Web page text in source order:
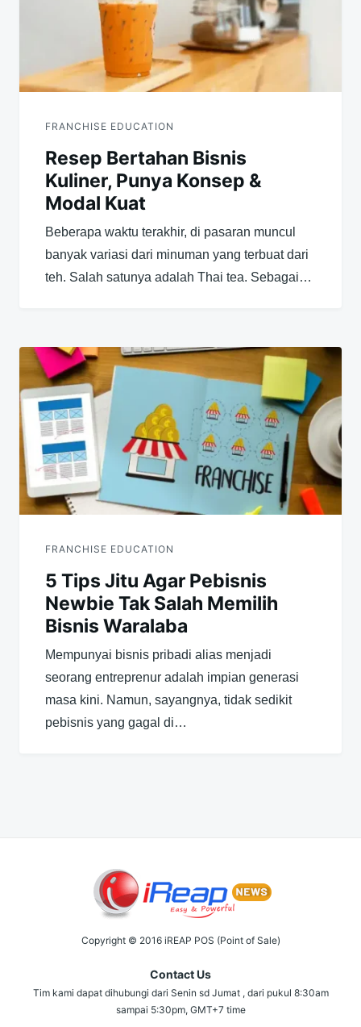
FRANCHISE EDUCATION
Resep Bertahan Bisnis
Kuliner, Punya Konsep &
Modal Kuat
Beberapa waktu terakhir, di pasaran muncul
banyak variasi dari minuman yang terbuat dari
teh. Salah satunya adalah Thai tea. Sebagai…
FRANCHISE EDUCATION
5 Tips Jitu Agar Pebisnis
Newbie Tak Salah Memilih
Bisnis Waralaba
Mempunyai bisnis pribadi alias menjadi
seorang entreprenur adalah impian generasi
masa kini. Namun, sayangnya, tidak sedikit
pebisnis yang gagal di…
Copyright © 2016 iREAP POS (Point of Sale)
Contact Us
Tim kami dapat dihubungi dari Senin sd Jumat , dari pukul 8:30am
sampai 5:30pm, GMT+7 time